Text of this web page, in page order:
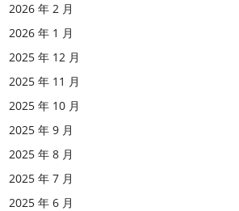
2026 年 2 月
2026 年 1 月
2025 年 12 月
2025 年 11 月
2025 年 10 月
2025 年 9 月
2025 年 8 月
2025 年 7 月
2025 年 6 月